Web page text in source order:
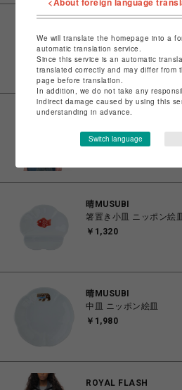
Maison MIHARA
shirt
￥26,400
ROYAL FLASH
shirt
晴MUSUBI
箸置き小皿 ニッポン絵皿
￥1,320
晴MUSUBI
中皿 ニッポン絵皿
￥1,980
ROYAL FLASH
We will translate the homepage into a
automatic translation service.
Since this service is an automatic
translated correctly and may differ from
page before translation.
In addition, we do not take any
indirect damage caused by using this
understanding in advance.
Switch language